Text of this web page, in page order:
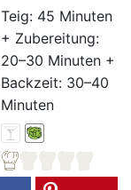
Teig: 45 Minuten
+ Zubereitung:
20–30 Minuten +
Backzeit: 30–40
Minuten